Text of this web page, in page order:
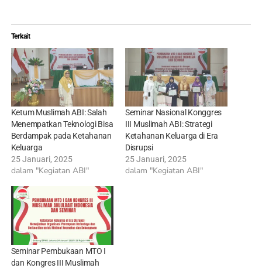
Terkait
Ketum Muslimah ABI: Salah
Menempatkan Teknologi Bisa
Berdampak pada Ketahanan
Keluarga
25 Januari, 2025
dalam "Kegiatan ABI"
Seminar Nasional Konggres
III Muslimah ABI: Strategi
Ketahanan Keluarga di Era
Disrupsi
25 Januari, 2025
dalam "Kegiatan ABI"
Seminar Pembukaan MTO I
dan Kongres III Muslimah